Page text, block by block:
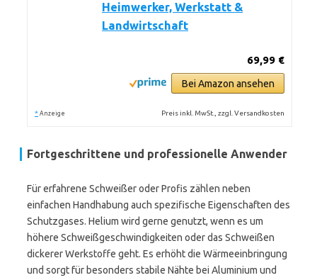
Heimwerker, Werkstatt &
Landwirtschaft
69,99 €
Bei Amazon ansehen
* Anzeige Preis inkl. MwSt., zzgl. Versandkosten
Fortgeschrittene und professionelle Anwender
Für erfahrene Schweißer oder Profis zählen neben
einfachen Handhabung auch spezifische Eigenschaften des
Schutzgases. Helium wird gerne genutzt, wenn es um
höhere Schweißgeschwindigkeiten oder das Schweißen
dickerer Werkstoffe geht. Es erhöht die Wärmeeinbringung
und sorgt für besonders stabile Nähte bei Aluminium und